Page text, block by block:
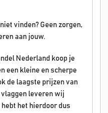
vinden? Geen zorgen,
aan jouw.
Nederland koop je
een kleine en scherpe
de laagste prijzen van
vlaggen leveren wij
het hierdoor dus